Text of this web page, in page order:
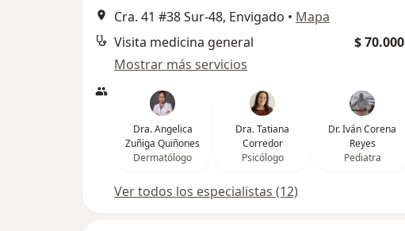
Cra. 41 #38 Sur-48, Envigado • Mapa
Visita medicina general
$ 70.000
Mostrar más servicios
Dra. Angelica
Zuñiga Quiñones
Dermatólogo
Dra. Tatiana
Corredor
Psicólogo
Dr. Iván Corena
Reyes
Pediatra
Ver todos los especialistas (12)